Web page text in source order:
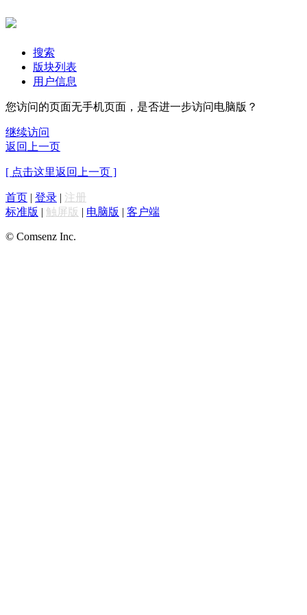
搜索
版块列表
用户信息
您访问的页面无手机页面，是否进一步访问电脑版？
继续访问
返回上一页
[ 点击这里返回上一页 ]
首页 | 登录 | 注册
标准版 | 触屏版 | 电脑版 | 客户端
© Comsenz Inc.